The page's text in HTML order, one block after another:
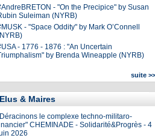
- "On the Precipice" by Susan
Suleiman (NYRB)
- "Space Oddity" by Mark O’Connell
- 1776 - 1876 : "An Uncertain
by Brenda Wineapple (NYRB)
suite >>
& Maires
le complexe techno-militaro-
CHEMINADE - Solidarité&Progrès - 4
2026